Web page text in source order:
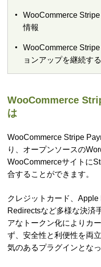
WooCommerce
情報
WooCommerce
ョンアップを継続す
WooCommerce
は
WooCommerce Stripe
り、オープンソースの
WooCommerceサイトに
合することができます。
クレジットカード、
Redirectsなど多様な決済
アなトークン化によりカ
ず、安全性と利便性を両
気のあるプラグインとなっ